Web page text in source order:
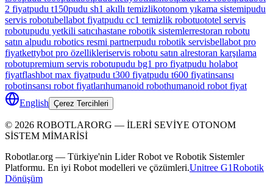
2 fiyatpudu t150pudu sh1 akıllı temizlikotonom yıkama sistemipudu
servis robotubellabot fiyatpudu cc1 temizlik robotuototel servis
robotupudu yetkili satıcıhastane robotik sistemlerrestoran robotu
satın alpudu robotics resmi partnerpudu robotik servisbellabot pro
fiyatkettybot pro özellikleriservis robotu satın alrestoran karşılama
robotupremium servis robotupudu bg1 pro fiyatpudu holabot
fiyatflashbot max fiyatpudu t300 fiyatpudu t600 fiyatinsansı
robotinsansı robot fiyatlarıhumanoid robothumanoid robot fiyat
English Çerez Tercihleri
© 2026 ROBOTLARORG — İLERİ SEVİYE OTONOM
SİSTEM MİMARİSİ
Robotlar.org — Türkiye'nin Lider Robot ve Robotik Sistemler
Platformu. En iyi Robot modelleri ve çözümleri.Unitree G1Robotik
Dönüşüm